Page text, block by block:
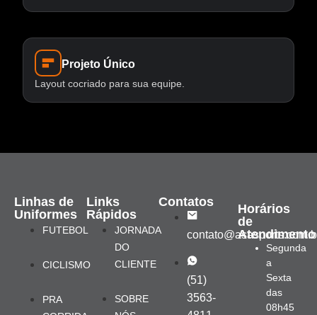
Projeto Único
Layout cocriado para sua equipe.
Linhas de
Uniformes
FUTEBOL
CICLISMO
PRA
Links
Rápidos
JORNADA
DO
CLIENTE
SOBRE
Contatos
(51)
3563-
Horários
de
Atendimento
Segunda
a
Sexta
das
08h45